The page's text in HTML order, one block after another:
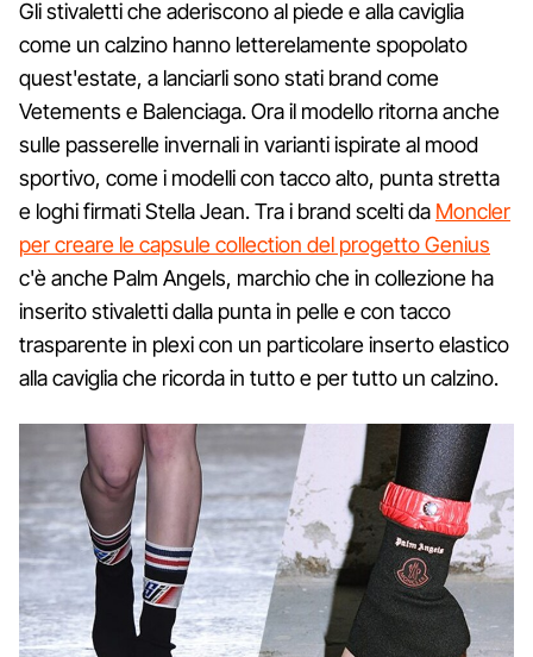
Gli stivaletti che aderiscono al piede e alla caviglia
come un calzino hanno letterelamente spopolato
quest'estate, a lanciarli sono stati brand come
Vetements e Balenciaga. Ora il modello ritorna anche
sulle passerelle invernali in varianti ispirate al mood
sportivo, come i modelli con tacco alto, punta stretta
e loghi firmati Stella Jean. Tra i brand scelti da Moncler
per creare le capsule collection del progetto Genius
c'è anche Palm Angels, marchio che in collezione ha
inserito stivaletti dalla punta in pelle e con tacco
trasparente in plexi con un particolare inserto elastico
alla caviglia che ricorda in tutto e per tutto un calzino.